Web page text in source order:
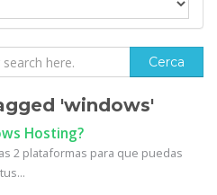
'windows'
Hosting?
2 plataformas para que puedas